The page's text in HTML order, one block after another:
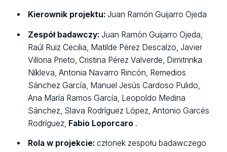
Kierownik projektu:Juan Ramón Guijarro Ojeda
Zespół badawczy: Juan Ramón Guijarro Ojeda,
Raúl Ruiz Cecilia, Matilde Pérez Descalzo, Javier
Villoria Prieto, Cristina Pérez Valverde, Dimitrinka
Níkleva, Antonia Navarro Rincón, Remedios
Sánchez García, Manuel Jesús Cardoso Pulido,
Ana María Ramos García, Leopoldo Medina
Sánchez, Slava Rodríguez López, Antonio Garcés
Rodríguez, Fabio Loporcaro .
Rola w projekcie: członek zespołu badawczego